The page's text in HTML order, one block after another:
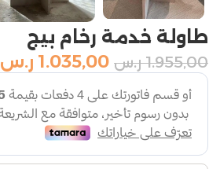
طاولة خدمة رخام بيج
1.955,00 ر.س 1.035,00 ر.س